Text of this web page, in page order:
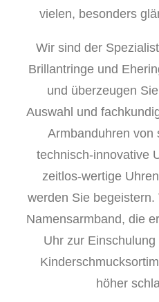
vielen, besonders
Wir sind der
Brillantringe und
und überzeugen
Auswahl und
Armbanduhren von
technisch-innovative
zeitlos-wertige
werden Sie begeistern.
Namensarmband, die
Uhr zur
höher